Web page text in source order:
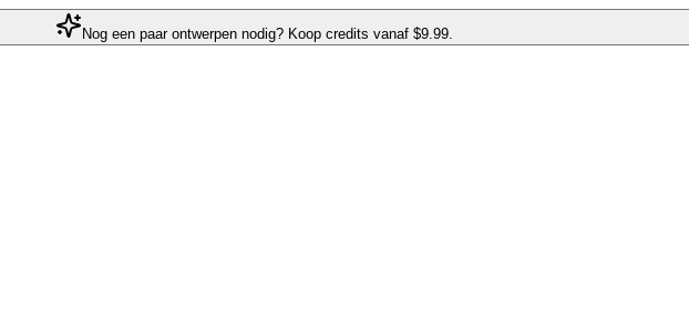
Nog een paar ontwerpen nodig? Koop credits vanaf $9.99.